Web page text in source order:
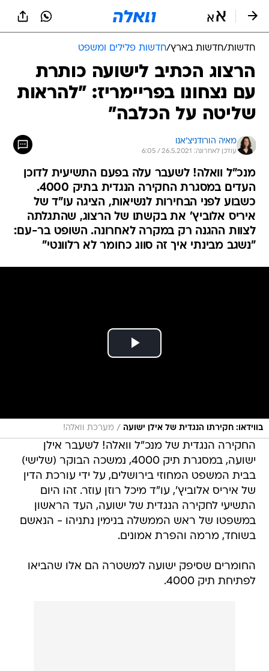
חדשות/חדשות בארץ/חדשות פלילים ומשפט
הרצוג הכתיב לישועה כותרת
עם נצחונו בפריימריז: "להראות
שליטה על הכלבה"
מאיה הורודניצ'אנו
עודכן לאחרונה: 26.5.2021 / 6:05
מנכ"ל וואלה! לשעבר עלה בפעם התשיעית לדוכן
העדים במסגרת החקירה הנגדית בתיק 4000.
כשבוע לפני הבחירות לנשיאות, הציגה עו"ד של
איריס אלוביץ' את בקשתו של הרצוג, שהתגלתה
לצוות ההגנה רק במקרה לאחרונה. השופט בר-עם:
"נשגב מבינתי איך זה סווג כחומר לא רלוונטי"
בווידאו: חקירתו הנגדית של אילן ישועה / מערכת וואלה!
החקירה הנגדית של מנכ"ל וואלה! לשעבר אילן
ישועה, במסגרת תיק 4000, נמשכה הבוקר (שלישי)
בבית המשפט המחוזי בירושלים, על ידי עורכת הדין
של איריס אלוביץ', עו"ד מיכל רוזן עוזר. זהו היום
התשיעי לחקירה הנגדית של ישועה, העד הראשון
במשפטו של ראש הממשלה בנימין נתניהו - הנאשם
בשוחד, מרמה והפרת אמונים.
החומרים שסיפק ישועה למשטרה הם אלו שהביאו
לפתיחת תיק 4000.